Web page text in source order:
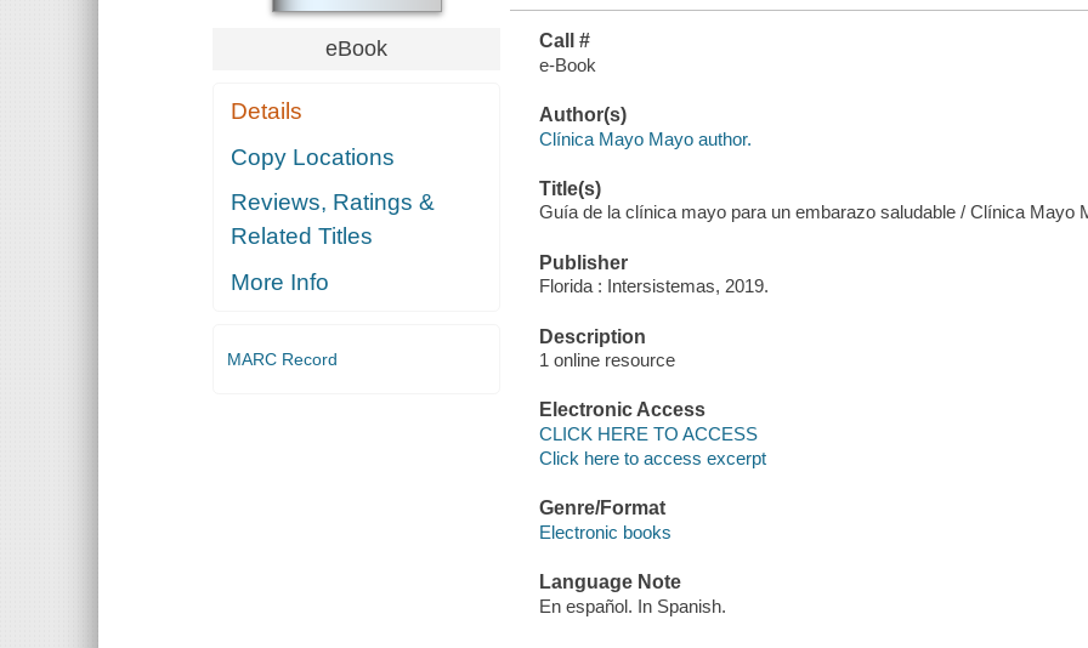
eBook
Details
Copy Locations
Reviews, Ratings &
Related Titles
More Info
MARC Record
Call #
e-Book
Author(s)
Clínica Mayo Mayo author.
Title(s)
Guía de la clínica mayo para un embarazo saludable / Clínica Mayo
Publisher
Florida : Intersistemas, 2019.
Description
1 online resource
Electronic Access
CLICK HERE TO ACCESS
Click here to access excerpt
Genre/Format
Electronic books
Language Note
En español. In Spanish.